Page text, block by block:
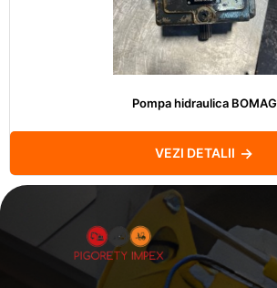
Pompa hidraulica BOMAG
VEZI DETALII